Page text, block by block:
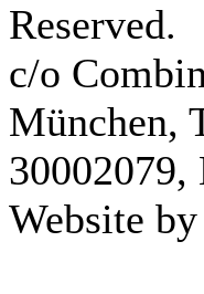
Reserved.
c/o
München,
Website by